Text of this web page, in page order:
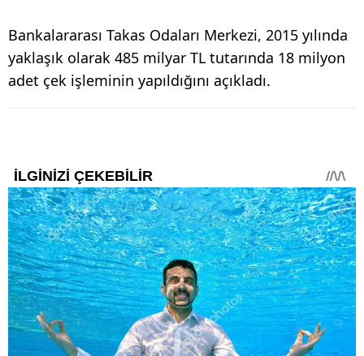
Bankalararası Takas Odaları Merkezi, 2015 yılında
yaklaşık olarak 485 milyar TL tutarında 18 milyon
adet çek işleminin yapıldığını açıkladı.